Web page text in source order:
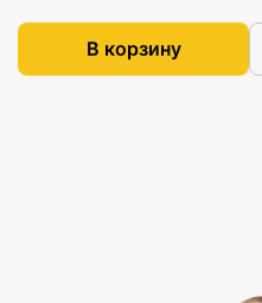
В корзину